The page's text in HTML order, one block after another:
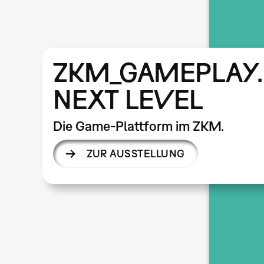
NEXT LEVEL
Die Game-Plattform im ZKM.
ZUR AUSSTELLUNG